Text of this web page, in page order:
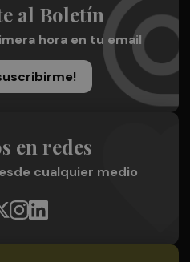
al Boletín
hora en tu email
en redes
cualquier medio